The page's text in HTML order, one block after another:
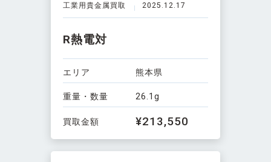
工業用貴金属買取 2025.12.17
R熱電対
エリア 熊本県
重量・数量 26.1g
買取金額 ¥213,550